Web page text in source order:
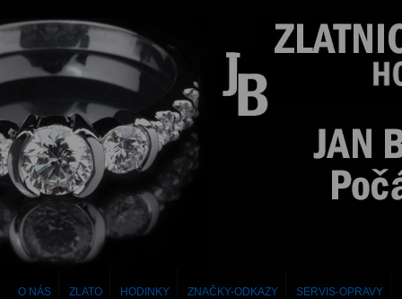
O NÁS ZLATO HODINKY ZNAČKY-ODKAZY SERVIS-OPRAVY